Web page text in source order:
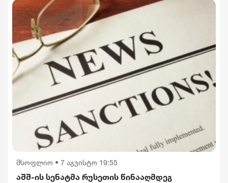
მსოფლიო • 7 აგვისტო 19:55
აშშ-ის სენატმა რუსეთის წინააღმდეგ